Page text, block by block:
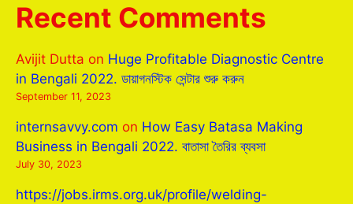
Recent Comments
Avijit Dutta on Huge Profitable Diagnostic Centre
in Bengali 2022. ডায়াগনস্টিক সেন্টার শুরু করুন
September 11, 2023
internsavvy.com on How Easy Batasa Making
Business in Bengali 2022. বাতাসা তৈরির ব্যবসা
July 30, 2023
https://jobs.irms.org.uk/profile/welding-